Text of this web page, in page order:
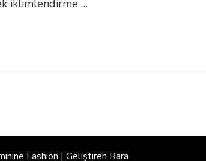
iklimlendirme …
Fashion | Geliştiren Rara